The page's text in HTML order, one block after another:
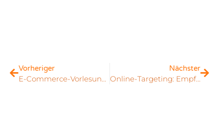
Vorheriger
E-Commerce-Vorlesung an der BA Dresden
Nächster
Online-Targeting: Empfehlungsservice oder Bedrohung der Privatsphäre?